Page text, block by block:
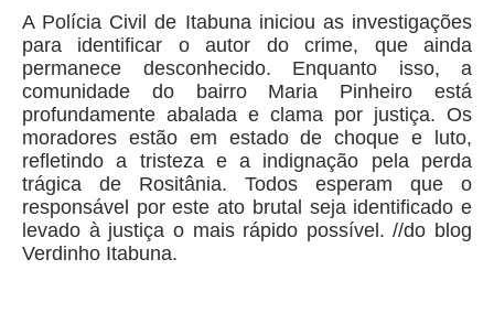
A Polícia Civil de Itabuna iniciou as investigações
para identificar o autor do crime, que ainda
permanece desconhecido. Enquanto isso, a
comunidade do bairro Maria Pinheiro está
profundamente abalada e clama por justiça. Os
moradores estão em estado de choque e luto,
refletindo a tristeza e a indignação pela perda
trágica de Rositânia. Todos esperam que o
responsável por este ato brutal seja identificado e
levado à justiça o mais rápido possível. //do blog
Verdinho Itabuna.